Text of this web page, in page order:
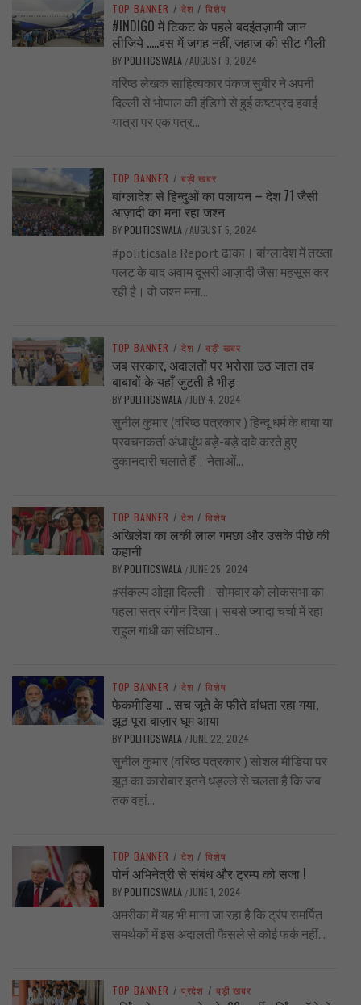
TOP BANNER / देश / विशेष
#INDIGO में टिकट के पहले बदइंतज़ामी जान
लीजिये …..बस में जगह नहीं, जहाज की सीट गीली
BY POLITICSWALA /AUGUST 9, 2024
वरिष्ठ लेखक साहित्यकार पंकज सुबीर ने अपनी
दिल्ली से भोपाल की इंडिगो से हुई कष्टप्रद हवाई
यात्रा पर एक पत्र...
TOP BANNER / बड़ी खबर
बांग्लादेश से हिन्दुओं का पलायन – देश 71 जैसी
आज़ादी का मना रहा जश्न
BY POLITICSWALA /AUGUST 5, 2024
#politicsala Report ढाका। बांग्लादेश में तख्ता
पलट के बाद अवाम दूसरी आज़ादी जैसा महसूस कर
रही है। वो जश्न मना...
TOP BANNER / देश / बड़ी खबर
जब सरकार, अदालतों पर भरोसा उठ जाता तब
बाबाबों के यहाँ जुटती है भीड़
BY POLITICSWALA / JULY 4, 2024
सुनील कुमार (वरिष्ठ पत्रकार ) हिन्दू धर्म के बाबा या
प्रवचनकर्ता अंधाधुंध बड़े-बड़े दावे करते हुए
दुकानदारी चलाते हैं। नेताओं...
TOP BANNER / देश / विशेष
अखिलेश का लकी लाल गमछा और उसके पीछे की
कहानी
BY POLITICSWALA / JUNE 25, 2024
#संकल्प ओझा दिल्ली। सोमवार को लोकसभा का
पहला सत्र रंगीन दिखा। सबसे ज्यादा चर्चा में रहा
राहुल गांधी का संविधान...
TOP BANNER / देश / विशेष
फेकमीडिया .. सच जूते के फीते बांधता रहा गया,
झूठ पूरा बाज़ार घूम आया
BY POLITICSWALA / JUNE 22, 2024
सुनील कुमार (वरिष्ठ पत्रकार ) सोशल मीडिया पर
झूठ का कारोबार इतने धड़ल्ले से चलता है कि जब
तक वहां...
TOP BANNER / देश / विशेष
पोर्न अभिनेत्री से संबंध और ट्रम्प को सजा !
BY POLITICSWALA / JUNE 1, 2024
अमरीका में यह भी माना जा रहा है कि ट्रंप समर्पित
समर्थकों में इस अदालती फैसले से कोई फर्क नहीं...
TOP BANNER / प्रदेश / बड़ी खबर